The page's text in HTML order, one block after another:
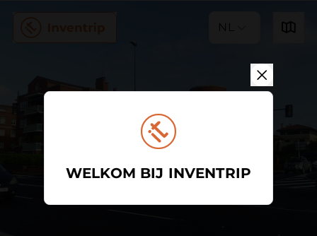
NL
WELKOM BIJ INVENTRIP